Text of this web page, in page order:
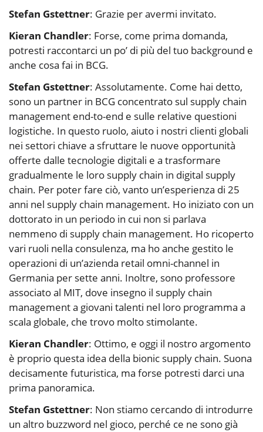
Stefan Gstettner: Grazie per avermi invitato.
Kieran Chandler: Forse, come prima domanda,
potresti raccontarci un po’ di più del tuo background e
anche cosa fai in BCG.
Stefan Gstettner: Assolutamente. Come hai detto,
sono un partner in BCG concentrato sul supply chain
management end-to-end e sulle relative questioni
logistiche. In questo ruolo, aiuto i nostri clienti globali
nei settori chiave a sfruttare le nuove opportunità
offerte dalle tecnologie digitali e a trasformare
gradualmente le loro supply chain in digital supply
chain. Per poter fare ciò, vanto un’esperienza di 25
anni nel supply chain management. Ho iniziato con un
dottorato in un periodo in cui non si parlava
nemmeno di supply chain management. Ho ricoperto
vari ruoli nella consulenza, ma ho anche gestito le
operazioni di un’azienda retail omni-channel in
Germania per sette anni. Inoltre, sono professore
associato al MIT, dove insegno il supply chain
management a giovani talenti nel loro programma a
scala globale, che trovo molto stimolante.
Kieran Chandler: Ottimo, e oggi il nostro argomento
è proprio questa idea della bionic supply chain. Suona
decisamente futuristica, ma forse potresti darci una
prima panoramica.
Stefan Gstettner: Non stiamo cercando di introdurre
un altro buzzword nel gioco, perché ce ne sono già